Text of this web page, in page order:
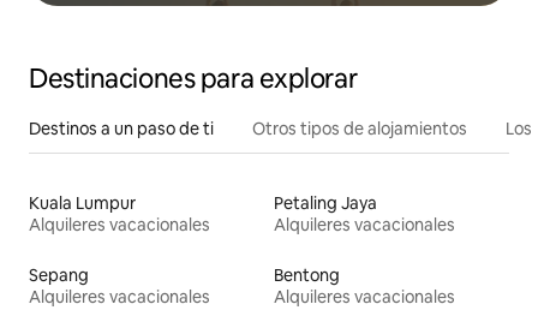
Destinaciones para explorar
Destinos a un paso de ti Otros tipos de alojamientos
Kuala Lumpur
Alquileres vacacionales
Petaling Jaya
Alquileres vacacionales
Sepang
Alquileres vacacionales
Bentong
Alquileres vacacionales